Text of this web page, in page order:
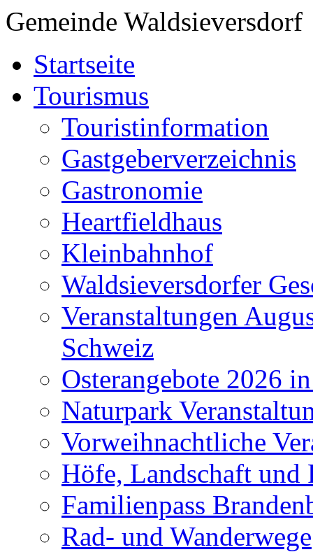
Gemeinde Waldsieversdorf
Startseite
Tourismus
Touristinformation
Gastgeberverzeichnis
Gastronomie
Heartfieldhaus
Kleinbahnhof
Waldsieversdorfer
Veranstaltungen
Schweiz
Osterangebote 2026
Naturpark
Vorweihnachtliche
Höfe, Landschaft und
Familienpass
Rad- und Wanderwege